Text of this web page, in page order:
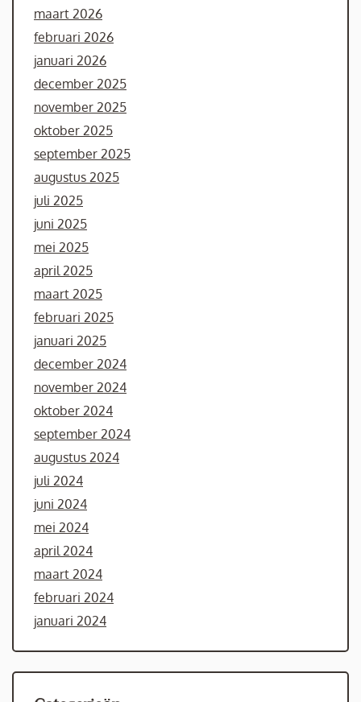
maart 2026
februari 2026
januari 2026
december 2025
november 2025
oktober 2025
september 2025
augustus 2025
juli 2025
juni 2025
mei 2025
april 2025
maart 2025
februari 2025
januari 2025
december 2024
november 2024
oktober 2024
september 2024
augustus 2024
juli 2024
juni 2024
mei 2024
april 2024
maart 2024
februari 2024
januari 2024